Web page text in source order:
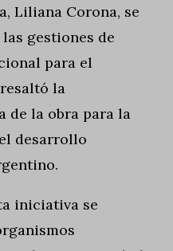
Liliana Corona, se
gestiones de
para el
la
de la obra para la
desarrollo
iniciativa se